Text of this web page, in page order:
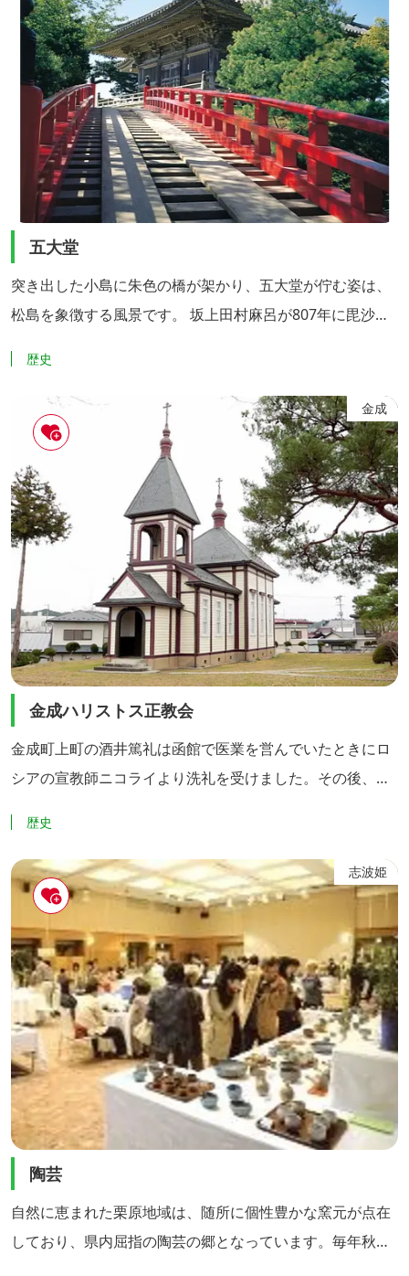
五大堂
突き出した小島に朱色の橋が架かり、五大堂が佇む姿は、
松島を象徴する風景です。 坂上田村麻呂が807年に毘沙門
安置したことが名の由来となりました。 現在のお堂は、伊
達政宗が造営したものです。屋根の下、蟇股には4方向そ
れぞれの干支が彫られ、16世紀後半から17世紀初頭にかけ
て発展した桃山文化の要素を見ることができます。東北地
方最古の桃...
歴史
金成
金成ハリストス正教会
金成町上町の酒井篤礼は函館で医業を営んでいたときにロ
シアの宣教師ニコライより洗礼を受けました。その後、国
て正教の真理を説いたときに捕捉されました。 2年間の獄
舎暮らしの後は東京でニコライに師事した後、再び金成に
戻り、仮会堂を建てて布教活動を始めました。しかし、
人々の迫害を受けることも多く、1879年（明治12年）には
せっかくの仮会...
歴史
志波姫
陶芸
自然に恵まれた栗原地域は、随所に個性豊かな窯元が点在
しており、県内屈指の陶芸の郷となっています。毎年秋に